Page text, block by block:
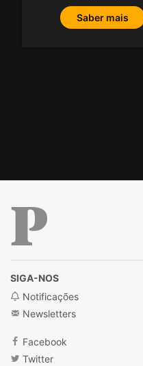
Saber mais
SIGA-NOS
Notificações
Newsletters
Facebook
Twitter